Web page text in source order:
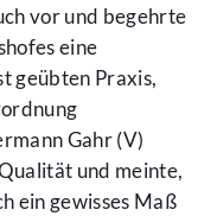
vor und begehrte
eine
geübten Praxis,
Gahr (V)
und meinte,
ein gewisses Maß